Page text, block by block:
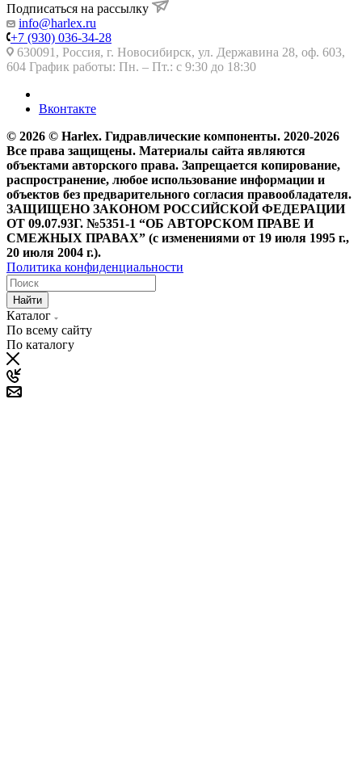
Подписаться на рассылку
info@harlex.ru
+7 (930) 036-34-28
630091, Россия, г. Новосибирск, ул. Державина 28, оф. 603,
604 График работы: Пн. – Пт.: с 9:30 до 18:30
Вконтакте
© 2026 © Harlex. Гидравлические компоненты. 2020-2026
Все права защищены. Материалы сайта являются
объектами авторского права. Запрещается копирование,
распространение, любое использование информации и
объектов без предварительного согласия правообладателя.
ЗАЩИЩЕНО ЗАКОНОМ РОССИЙСКОЙ ФЕДЕРАЦИИ
ОТ 09.07.93Г. №5351-1 “ОБ АВТОРСКОМ ПРАВЕ И
СМЕЖНЫХ ПРАВАХ” (с изменениями от 19 июля 1995 г.,
20 июля 2004 г.).
Политика конфиденциальности
Найти
Каталог
По всему сайту
По каталогу